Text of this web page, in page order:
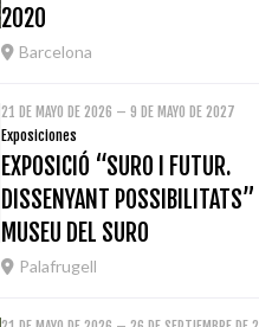
2020
Barcelona
21 DE MAYO DE 2026 – 9 DE MAYO DE 2027
Exposiciones
EXPOSICIÓ “SURO I FUTUR.
DISSENYANT POSSIBILITATS”
MUSEU DEL SURO
Palafrugell